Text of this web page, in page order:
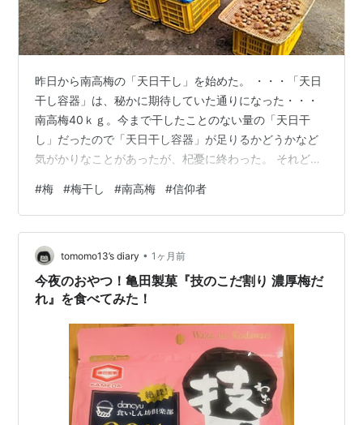
昨日から南高梅の「天日干し」を始めた。 ・・・「天日
干し容器」は、秘かに期待していた通りになった・・・
南高梅40ｋｇ。今まで干したことのない量の「天日干
し」だったので「天日干し容器」が足りるかどうかなど
気がかりなことがあったが、杞憂に終わった。 それどこ
容器の3個」、「3個ある竹ザル容器の2個」に収まっ
た。 秘かに願っていたことながらも、あまりにも奇跡的
とも思える容器の収まり方にビックリしてしまった。こ
れで、「梅の裏表：ひっくり返し作業」の難題まで片付
いた。 ・・・梅の裏表：ひっくり返し・・・ 天日干し3
～4日間中、梅干し1個1個に満遍なく…
#梅 #梅干し #南高梅 #信仰者
tomomo13’s diary • 1ヶ月前
今夜のおやつ！亀田製菓『技のこだ割り 濃厚梅だ
れ』を食べてみた！